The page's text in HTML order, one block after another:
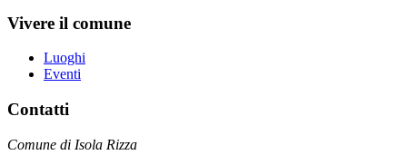
Vivere il comune
Luoghi
Eventi
Contatti
Comune di Isola Rizza